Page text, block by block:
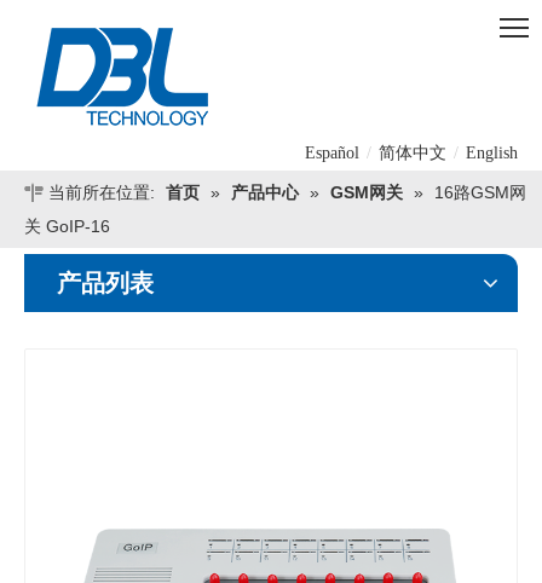
Español / 简体中文 / English
当前所在位置: 首页 » 产品中心 » GSM网关 »
16路GSM网
关 GoIP-16
产品列表